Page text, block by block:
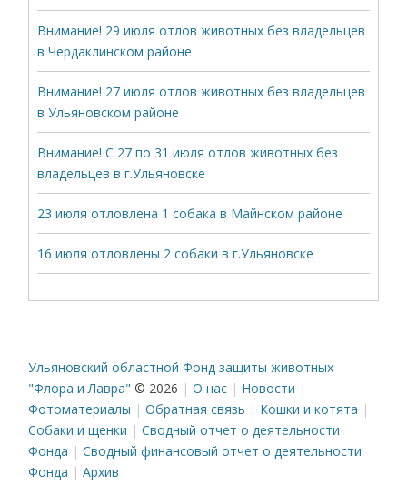
Внимание! 29 июля отлов животных без владельцев
в Чердаклинском районе
Внимание! 27 июля отлов животных без владельцев
в Ульяновском районе
Внимание! С 27 по 31 июля отлов животных без
владельцев в г.Ульяновске
23 июля отловлена 1 собака в Майнском районе
16 июля отловлены 2 собаки в г.Ульяновске
Ульяновский областной Фонд защиты животных
"Флора и Лавра" © 2026 О нас
Новости
Фотоматериалы
Обратная связь
Кошки и котята
Собаки и щенки
Сводный отчет о деятельности
Фонда
Сводный финансовый отчет о деятельности
Фонда
Архив